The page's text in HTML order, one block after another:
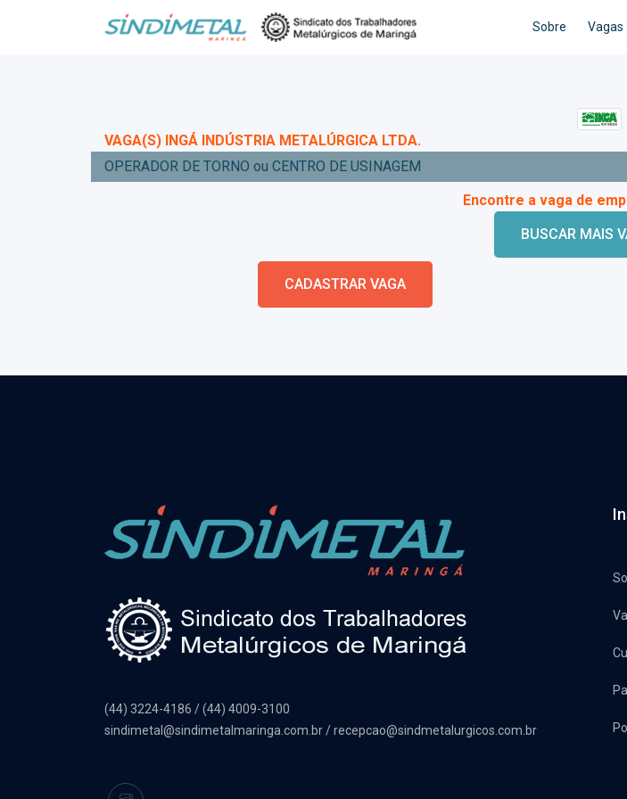
Sobre Vagas
VAGA(S) INGÁ INDÚSTRIA METALÚRGICA LTDA.
OPERADOR DE TORNO ou CENTRO DE USINAGEM
Encontre a vaga de
BUSCAR MAIS
CADASTRAR VAGA
(44) 3224-4186 / (44) 4009-3100
sindimetal@sindimetalmaringa.com.br / recepcao@sindmetalurgicos.com.br